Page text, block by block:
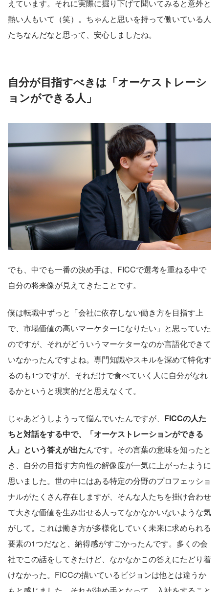
えています。それに実際に掘り下げて聞いてみると意外と
熱い人もいて（笑）。ちゃんと思いを持って働いている人
たちなんだなと思って、安心しましたね。
自分が目指すべきは「オーケストレーシ
ョンができる人」
でも、中でも一番の決め手は、FICCで選考を重ねる中で
自分の将来像が見えてきたことです。
僕は転職中ずっと「会社に依存しない働き方を目指す上
で、市場価値の高いマーケターになりたい」と思っていた
のですが、それがどういうマーケターなのか言語化できて
いなかったんですよね。専門知識やスキルを深めて特化す
るのも1つですが、それだけで食べていく人に自分がなれ
るかというと現実的だと思えなくて。
じゃあどうしようって悩んでいたんですが、 FICCの人た
ちと対話をする中で、「オーケストレーションができる
人」という答えが出たんです。その言葉の意味を知ったと
き、自分の目指す方向性の解像度が一気に上がったように
思いました。世の中にはある特定の分野のプロフェッショ
ナルがたくさん存在しますが、そんな人たちを掛け合わせ
て大きな価値を生み出せる人ってなかなかいないような気
がして。これは働き方が多様化していく未来に求められる
要素の1つだなと、納得感がすごかったんです。多くの会
社でこの話をしてきたけど、なかなかこの答えにたどり着
けなかった。FICCの描いているビジョンは他とは違うか